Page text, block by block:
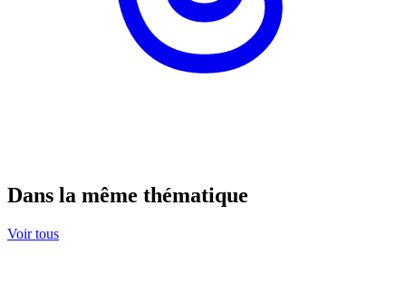
Dans la même thématique
Voir tous